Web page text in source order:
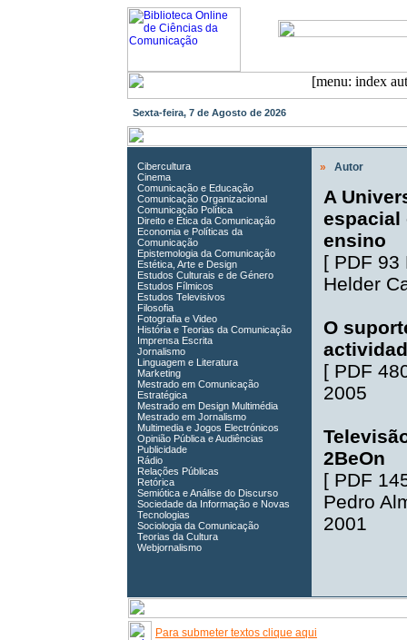
Sexta-feira, 7 de Agosto de 2026
Cibercultura
Cinema
Comunicação e Educação
Comunicação Organizacional
Comunicação Política
Direito e Ética da Comunicação
Economia e Políticas da
Comunicação
Epistemologia da Comunicação
Estética, Arte e Design
Estudos Culturais e de Género
Estudos Fílmicos
Estudos Televisivos
Filosofia
Fotografia e Video
História e Teorias da Comunicação
Imprensa Escrita
Jornalismo
Linguagem e Literatura
Marketing
Mestrado em Comunicação
Estratégica
Mestrado em Design Multimédia
Mestrado em Jornalismo
Multimedia e Jogos Electrónicos
Opinião Pública e Audiências
Publicidade
Rádio
Relações Públicas
Retórica
Semiótica e Análise do Discurso
Sociedade da Informação e Novas
Tecnologias
Sociologia da Comunicação
Teorias da Cultura
Webjornalismo
» Autor
A
espacial
ensino
[ PDF 93
Helder
O
[ PDF
2005
2BeOn
[ PDF
Pedro
2001
Para submeter textos clique aqui